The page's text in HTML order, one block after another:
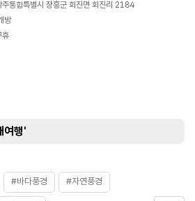
주통합특별시 장흥군 회진면 회진리 2184
방
휴
여행'
#바다풍경 #자연풍경